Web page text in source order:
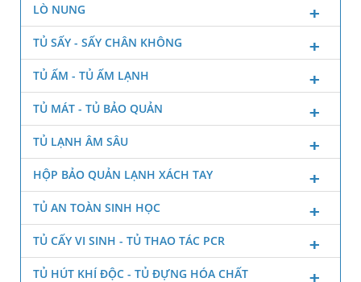
LÒ NUNG
TỦ SẤY - SẤY CHÂN KHÔNG
TỦ ẤM - TỦ ẤM LẠNH
TỦ MÁT - TỦ BẢO QUẢN
TỦ LẠNH ÂM SÂU
HỘP BẢO QUẢN LẠNH XÁCH TAY
TỦ AN TOÀN SINH HỌC
TỦ CẤY VI SINH - TỦ THAO TÁC PCR
TỦ HÚT KHÍ ĐỘC - TỦ ĐỰNG HÓA CHẤT